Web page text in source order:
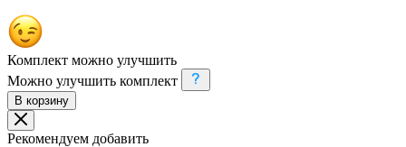
Комплект можно улучшить
Можно улучшить комплект
В корзину
Рекомендуем добавить